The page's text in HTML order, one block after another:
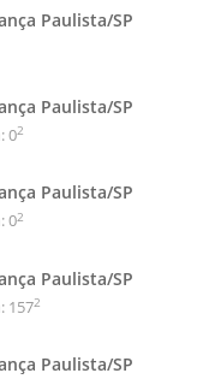
Paulista/SP
Paulista/SP
: 02
Paulista/SP
: 02
Paulista/SP
: 1572
Paulista/SP